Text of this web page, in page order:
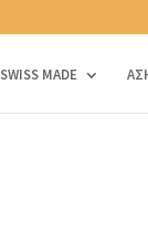
SWISS MADE